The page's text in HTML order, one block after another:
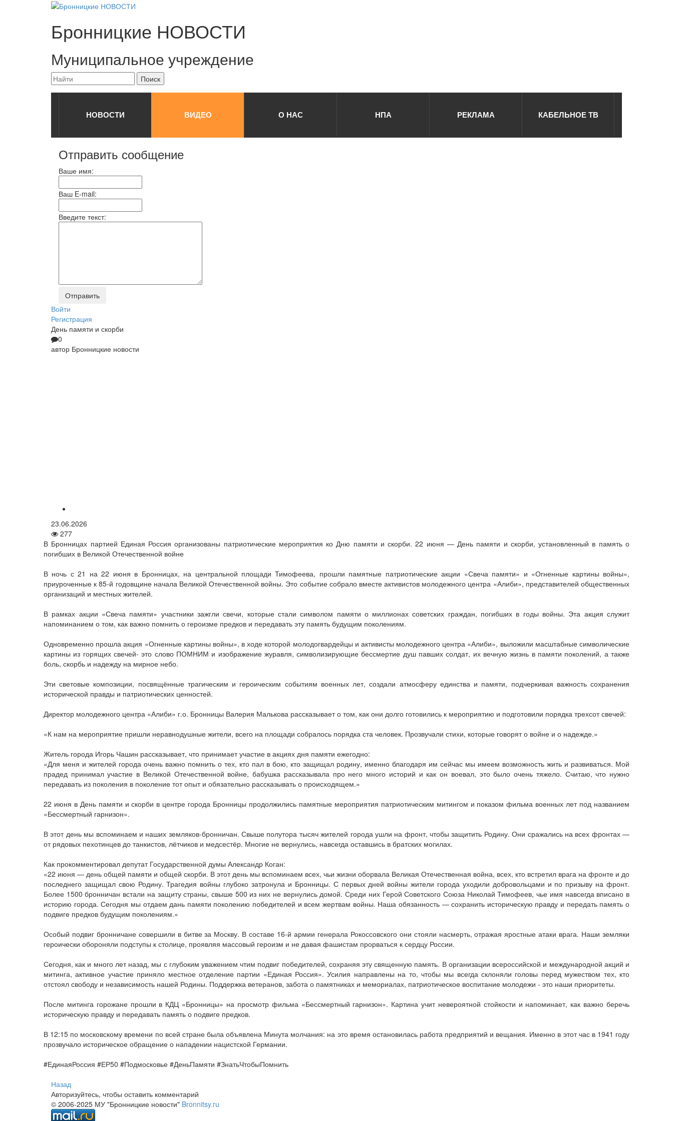
Бронницкие НОВОСТИ
Муниципальное учреждение
НОВОСТИ ВИДЕО О НАС НПА РЕКЛАМА КАБЕЛЬНОЕ ТВ
Отправить сообщение
Ваше имя:
Ваш E-mail:
Введите текст:
Войти
Регистрация
День памяти и скорби
0
автор Бронницкие новости
23.06.2026
277
В Бронницах партией Единая Россия организованы патриотические мероприятия ко Дню памяти и скорби. 22 июня — День памяти и скорби, установленный в память о
погибших в Великой Отечественной войне
В ночь с 21 на 22 июня в Бронницах, на центральной площади Тимофеева, прошли памятные патриотические акции «Свеча памяти» и «Огненные картины войны»,
приуроченные к 85-й годовщине начала Великой Отечественной войны. Это событие собрало вместе активистов молодежного центра «Алиби», представителей общественных
организаций и местных жителей.
В рамках акции «Свеча памяти» участники зажгли свечи, которые стали символом памяти о миллионах советских граждан, погибших в годы войны. Эта акция служит
напоминанием о том, как важно помнить о героизме предков и передавать эту память будущим поколениям.
Одновременно прошла акция «Огненные картины войны», в ходе которой молодогвардейцы и активисты молодежного центра «Алиби», выложили масштабные символические
картины из горящих свечей- это слово ПОМНИМ и изображение журавля, символизирующие бессмертие душ павших солдат, их вечную жизнь в памяти поколений, а также
боль, скорбь и надежду на мирное небо.
Эти световые композиции, посвящённые трагическим и героическим событиям военных лет, создали атмосферу единства и памяти, подчеркивая важность сохранения
исторической правды и патриотических ценностей.
Директор молодежного центра «Алиби» г.о. Бронницы Валерия Малькова рассказывает о том, как они долго готовились к мероприятию и подготовили порядка трехсот свечей:
«К нам на мероприятие пришли неравнодушные жители, всего на площади собралось порядка ста человек. Прозвучали стихи, которые говорят о войне и о надежде.»
Житель города Игорь Чашин рассказывает, что принимает участие в акциях дня памяти ежегодно:
«Для меня и жителей города очень важно помнить о тех, кто пал в бою, кто защищал родину, именно благодаря им сейчас мы имеем возможность жить и развиваться. Мой
прадед принимал участие в Великой Отечественной войне, бабушка рассказывала про него много историй и как он воевал, это было очень тяжело. Считаю, что нужно
передавать из поколения в поколение тот опыт и обязательно рассказывать о происходящем.»
22 июня в День памяти и скорби в центре города Бронницы продолжились памятные мероприятия патриотическим митингом и показом фильма военных лет под названием
«Бессмертный гарнизон».
В этот день мы вспоминаем и наших земляков-бронничан. Свыше полутора тысяч жителей города ушли на фронт, чтобы защитить Родину. Они сражались на всех фронтах —
от рядовых пехотинцев до танкистов, лётчиков и медсестёр. Многие не вернулись, навсегда оставшись в братских могилах.
Как прокомментировал депутат Государственной думы Александр Коган:
«22 июня — день общей памяти и общей скорби. В этот день мы вспоминаем всех, чьи жизни оборвала Великая Отечественная война, всех, кто встретил врага на фронте и до
последнего защищал свою Родину. Трагедия войны глубоко затронула и Бронницы. С первых дней войны жители города уходили добровольцами и по призыву на фронт.
Более 1500 бронничан встали на защиту страны, свыше 500 из них не вернулись домой. Среди них Герой Советского Союза Николай Тимофеев, чье имя навсегда вписано в
историю города. Сегодня мы отдаем дань памяти поколению победителей и всем жертвам войны. Наша обязанность — сохранить историческую правду и передать память о
подвиге предков будущим поколениям.»
Особый подвиг бронничане совершили в битве за Москву. В составе 16-й армии генерала Рокоссовского они стояли насмерть, отражая яростные атаки врага. Наши земляки
героически обороняли подступы к столице, проявляя массовый героизм и не давая фашистам прорваться к сердцу России.
Сегодня, как и много лет назад, мы с глубоким уважением чтим подвиг победителей, сохраняя эту священную память. В организации всероссийской и международной акций и
митинга, активное участие приняло местное отделение партии «Единая Россия». Усилия направлены на то, чтобы мы всегда склоняли головы перед мужеством тех, кто
отстоял свободу и независимость нашей Родины. Поддержка ветеранов, забота о памятниках и мемориалах, патриотическое воспитание молодежи - это наши приоритеты.
После митинга горожане прошли в КДЦ «Бронницы» на просмотр фильма «Бессмертный гарнизон». Картина учит невероятной стойкости и напоминает, как важно беречь
историческую правду и передавать память о подвиге предков.
В 12:15 по московскому времени по всей стране была объявлена Минута молчания: на это время остановилась работа предприятий и вещания. Именно в этот час в 1941 году
прозвучало историческое обращение о нападении нацистской Германии.
#ЕдинаяРоссия #ЕР50 #Подмосковье #ДеньПамяти #ЗнатьЧтобыПомнить
Назад
Авторизуйтесь, чтобы оставить комментарий
© 2006-2025 МУ "Бронницкие новости" Bronnitsy.ru